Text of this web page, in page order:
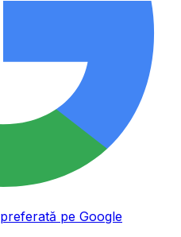
preferată pe Google